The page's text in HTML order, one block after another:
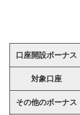
口座開設ボーナス
対象口座
その他のボーナス